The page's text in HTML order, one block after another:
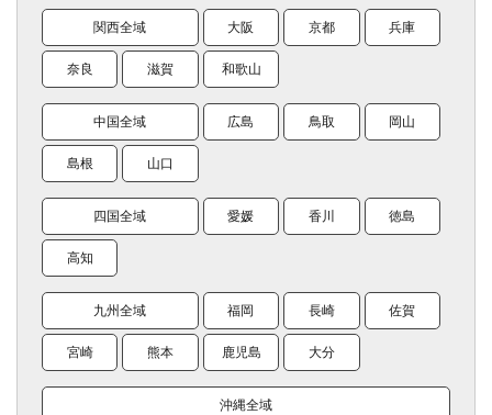
関西全域 大阪 京都 兵庫
奈良 滋賀 和歌山
中国全域 広島 鳥取 岡山
島根 山口
四国全域 愛媛 香川 徳島
高知
九州全域 福岡 長崎 佐賀
宮崎 熊本 鹿児島 大分
沖縄全域